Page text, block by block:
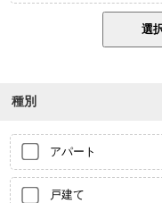
種別
アパート
戸建て